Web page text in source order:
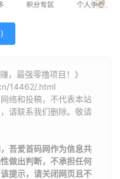
)
，最强零撸项目！》
14462/.html
络和投稿，不代表本站
请联系我们删除。敬请
吾爱首码网作为信息共
做出判断，不承担任何
提示，请关闭网页且不